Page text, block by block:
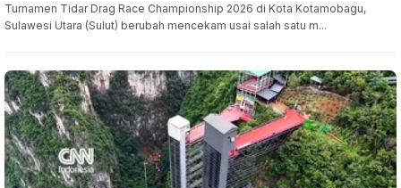
Turnamen Tidar Drag Race Championship 2026 di Kota Kotamobagu,
Sulawesi Utara (Sulut) berubah mencekam usai salah satu m...